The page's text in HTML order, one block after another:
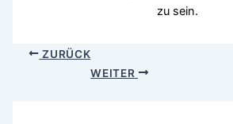
zu sein.
ZURÜCK
WEITER